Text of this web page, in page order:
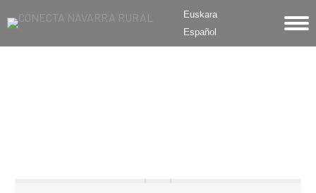
Euskara
Español